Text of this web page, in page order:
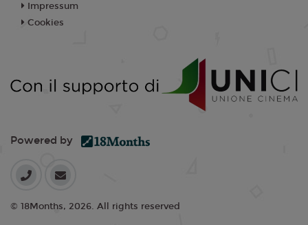
Impressum
Cookies
Powered by
© 18Months, 2026. All rights reserved